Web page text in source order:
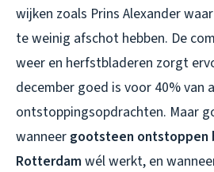
wijken zoals Prins Alexander
te weinig afschot hebben. De
weer en herfstbladeren zorgt
december goed is voor 40% van
ontstoppingsopdrachten. Maar
wanneer gootsteen ontstoppen
Rotterdam wél werkt, en